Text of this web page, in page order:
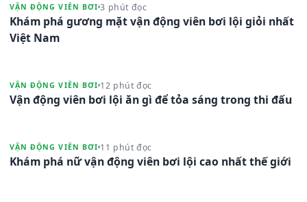
VẬN ĐỘNG VIÊN BƠI 3 phút đọc
Khám phá gương mặt vận động viên bơi lội giỏi nhất
Việt Nam
VẬN ĐỘNG VIÊN BƠI 12 phút đọc
Vận động viên bơi lội ăn gì để tỏa sáng trong thi đấu
VẬN ĐỘNG VIÊN BƠI 11 phút đọc
Khám phá nữ vận động viên bơi lội cao nhất thế giới